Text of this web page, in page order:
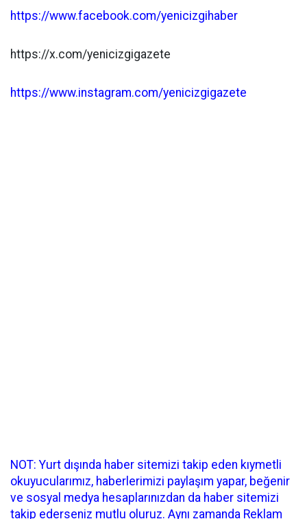
https://www.facebook.com/yenicizgihaber
https://x.com/yenicizgigazete
https://www.instagram.com/yenicizgigazete
NOT: Yurt dışında haber sitemizi takip eden kıymetli
okuyucularımız, haberlerimizi paylaşım yapar, beğenir
ve sosyal medya hesaplarınızdan da haber sitemizi
takip ederseniz mutlu oluruz. Aynı zamanda Reklam